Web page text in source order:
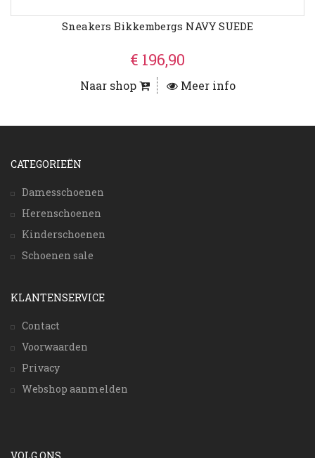
Sneakers Bikkembergs NAVY SUEDE
€ 196,90
Naar shop Meer info
CATEGORIEËN
Damesschoenen
Herenschoenen
Kinderschoenen
Schoenen sale
KLANTENSERVICE
Contact
Voorwaarden
Privacy
Webshop aanmelden